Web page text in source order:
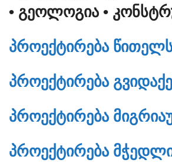
• ᲒᲔᲝᲚᲝᲒᲘᲐ •
ᲞᲠᲝᲔᲥᲢᲘᲠᲔᲑᲐ
ᲞᲠᲝᲔᲥᲢᲘᲠᲔᲑᲐ
ᲞᲠᲝᲔᲥᲢᲘᲠᲔᲑᲐ
ᲞᲠᲝᲔᲥᲢᲘᲠᲔᲑᲐ